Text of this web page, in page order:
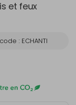
et feux
: ECHANTI